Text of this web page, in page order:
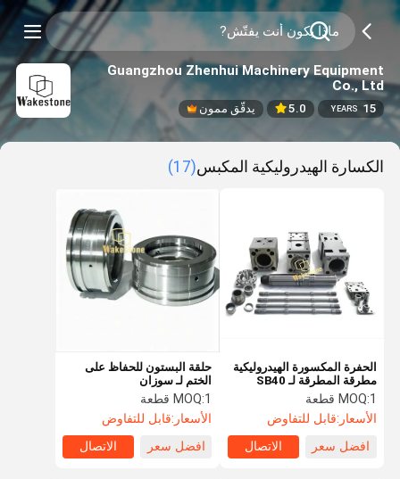
Guangzhou Zhenhui Machinery Equipment
Co., Ltd
15
YEARS
5.0 يدقّق ممون
الكسارة الهيدروليكية المكبس(17)
حلقة البستون للحفاظ على
الختم لـ سوزان
MOQ:1 قطعة
الأسعار:قابل للتفاوض
افضل سعر
الاتصال
الحفرة المكسورة الهيدروليكية
مطرقة المطرقة لـ SB40
SB43 SB50 SB81N SB81
MOQ:1 قطعة
الأسعار:قابل للتفاوض
افضل سعر
الاتصال